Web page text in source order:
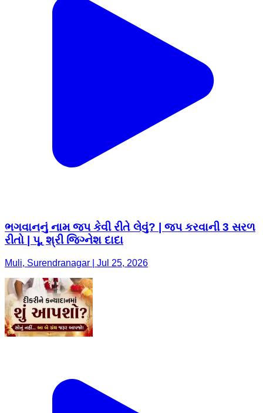
ભગવાનનું નામ જપ કેવી રીતે લેવું? | જપ કરવાની 3 સરળ
રીતો | પૂ. શ્રી જિગ્નેશ દાદા
Muli, Surendranagar | Jul 25, 2026